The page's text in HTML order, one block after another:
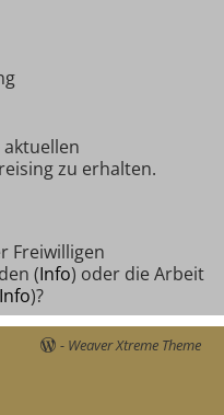
aktuellen
zu erhalten.
Freiwilligen
(Info) oder die Arbeit
Info)?
- Weaver Xtreme Theme